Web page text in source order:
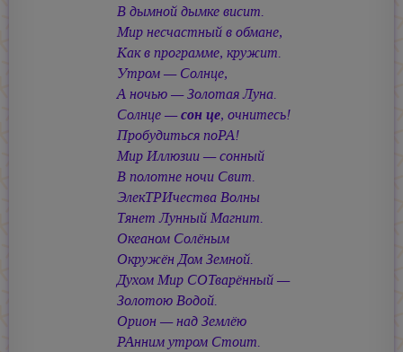
В дымной дымке висит.
Мир несчастный в обмане,
Как в программе, кружит.
Утром — Солнце,
А ночью — Золотая Луна.
Солнце —сон це, очнитесь!
Пробудиться поРА!
Мир Иллюзии — сонный
В полотне ночи Свит.
ЭлекТРИчества Волны
Тянет Лунный Магнит.
Океаном Солёным
Окружён Дом Земной.
Духом Мир СОТварённый —
Золотою Водой.
Орион — над Землёю
РАнним утром Стоит.